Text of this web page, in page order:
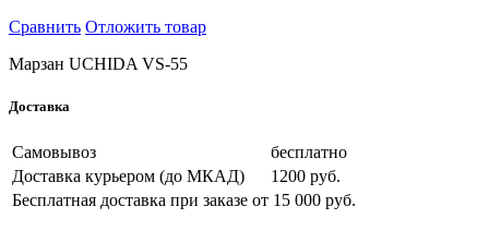
Сравнить Отложить товар
Марзан UCHIDA VS-55
Доставка
Самовывоз
бесплатно
Доставка курьером (до МКАД)
1200 руб.
Бесплатная доставка при заказе от 15 000 руб.